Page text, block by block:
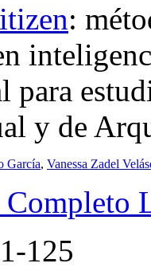
:
para
y de
García, Vanessa Zadel
Completo
125